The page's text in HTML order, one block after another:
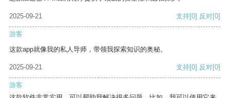
2025-09-21 支持[0] 反对[0]
游客
这款app就像我的私人导师，带领我探索知识的奥秘。
2025-09-21 支持[0] 反对[0]
游客